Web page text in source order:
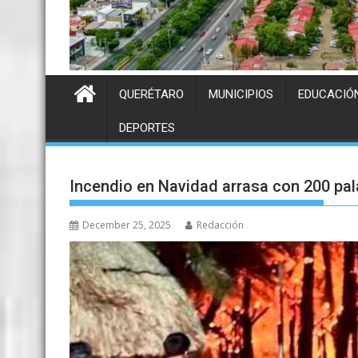
QUERÉTARO MUNICIPIOS
DEPORTES
Incendio en Navidad arrasa con 200
December 25, 2025 Redacción